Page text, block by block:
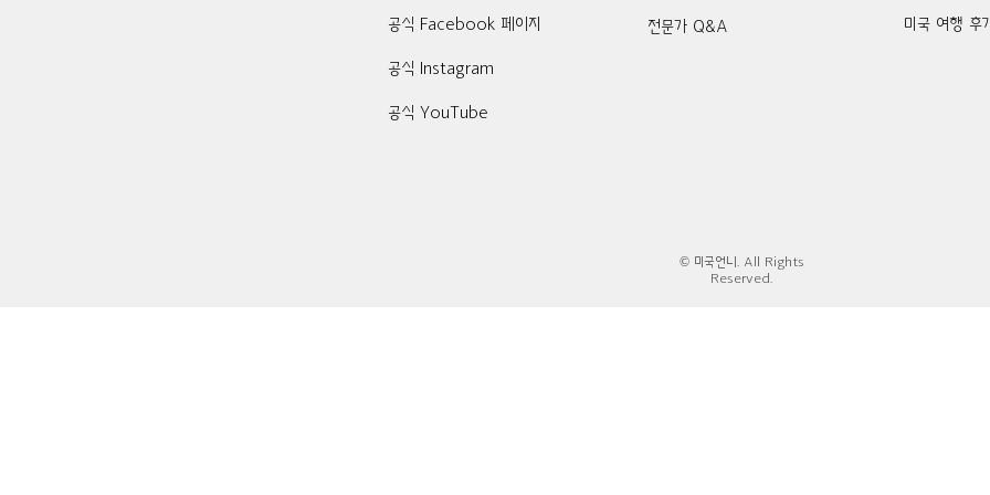
공식 Facebook 페이지
공식 Instagram
공식 YouTube
전문가 Q&A 미국 여행 후
© 미국언니. All Rights
Reserved.